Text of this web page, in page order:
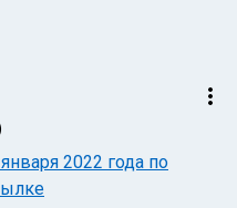
2022 года по